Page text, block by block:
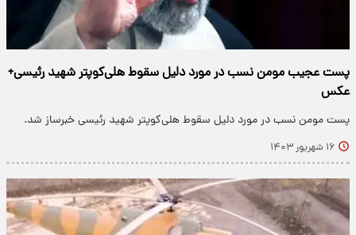
پست عجیب مومن نسب در مورد دلیل سقوط هلی‌کوپتر شهید رئیسی+
عکس
پست مومن نسب در مورد دلیل سقوط هلی‌کوپتر شهید رئیسی خبرساز شد.
۱۶ شهریور ۱۴۰۳